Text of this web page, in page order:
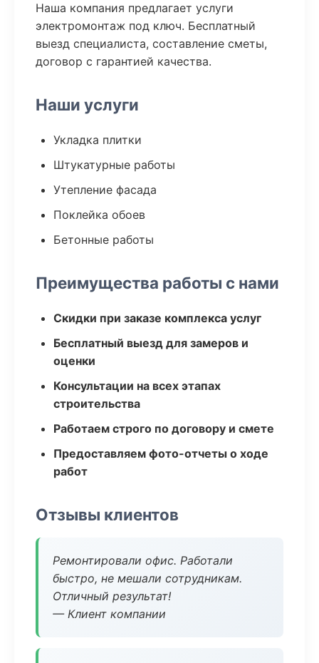
Наша компания предлагает услуги
электромонтаж под ключ. Бесплатный
выезд специалиста, составление сметы,
договор с гарантией качества.
Наши услуги
Укладка плитки
Штукатурные работы
Утепление фасада
Поклейка обоев
Бетонные работы
Преимущества работы с нами
Скидки при заказе комплекса услуг
Бесплатный выезд для замеров и
оценки
Консультации на всех этапах
строительства
Работаем строго по договору и смете
Предоставляем фото-отчеты о ходе
работ
Отзывы клиентов
Ремонтировали офис. Работали
быстро, не мешали сотрудникам.
Отличный результат!
— Клиент компании